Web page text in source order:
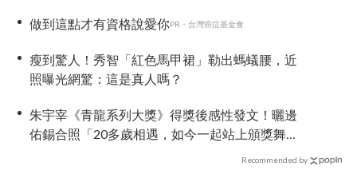
做到這點才有資格說愛你PR・台灣癌症基金會
瘦到驚人！秀智「紅色馬甲裙」勒出螞蟻腰，近
照曝光網驚：這是真人嗎？
朱宇宰《青龍系列大獎》得獎後感性發文！曬邊
佑錫合照「20多歲相遇，如今一起站上頒獎舞
Recommended by